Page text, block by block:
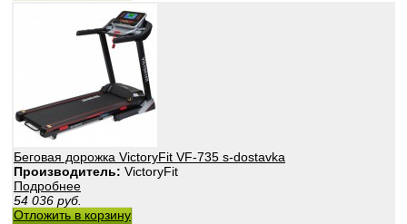
Беговая дорожка VictoryFit VF-735 s-dostavka
Производитель: VictoryFit
Подробнее
54 036 руб.
Отложить в корзину